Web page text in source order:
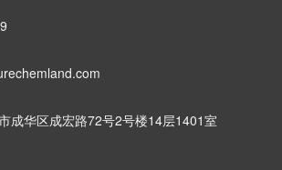
成华区成宏路72号2号楼14层1401室